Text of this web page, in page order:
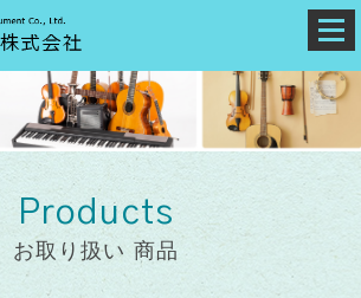
Products
お取り扱い 商品